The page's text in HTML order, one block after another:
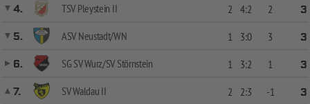
4.
TSV Pleystein II 2 4:2 2
3
5.
ASV Neustadt/WN 1 3:0 3
3
6.
SG SV Wurz/SV Störnstein 1 3:2 1
3
7.
SV Waldau II 2 2:3 -1
3